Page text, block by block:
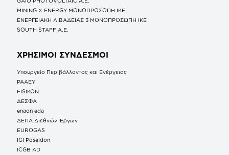
MINING X ENERGY ΜΟΝΟΠΡΟΣΩΠΗ ΙΚΕ
ΕΝΕΡΓΕΙΑΚΗ ΛΙΒΑΔΕΙΑΣ 3 ΜΟΝΟΠΡΟΣΩΠΗ ΙΚΕ
SOUTH STAFF Α.Ε.
ΧΡΗΣΙΜΟΙ ΣΥΝΔΕΣΜΟΙ
Υπουργείο Περιβάλλοντος και Ενέργειας
ΡΑΑΕΥ
FISIKON
ΔΕΣΦΑ
enaon eda
ΔΕΠΑ Διεθνών Έργων
EUROGAS
IGI Poseidon
ICGB AD